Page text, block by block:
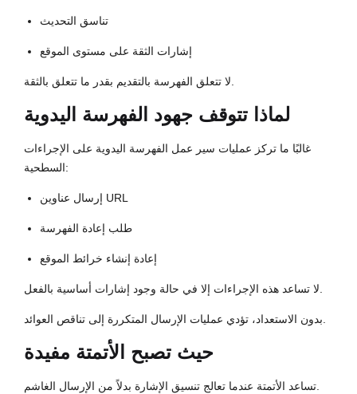
تناسق التحديث
إشارات الثقة على مستوى الموقع
لماذا تتوقف جهود الفهرسة اليدوية
غالبًا ما تركز عمليات سير عمل الفهرسة اليدوية على الإجراءات
السطحية:
إرسال عناوين URL
طلب إعادة الفهرسة
إعادة إنشاء خرائط الموقع
حيث تصبح الأتمتة مفيدة